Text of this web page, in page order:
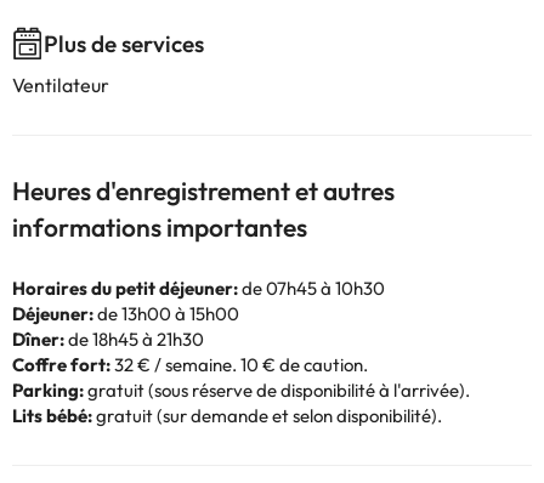
Plus de services
Ventilateur
Heures d'enregistrement et autres
informations importantes
Horaires du petit déjeuner:de 07h45 à 10h30
Déjeuner:de 13h00 à 15h00
Dîner:de 18h45 à 21h30
Coffre fort:32 € / semaine. 10 € de caution.
Parking:gratuit (sous réserve de disponibilité à l'arrivée).
Lits bébé:gratuit (sur demande et selon disponibilité).